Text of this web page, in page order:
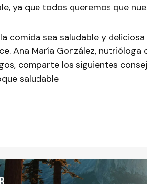
ya que todos queremos que
comida sea saludable y
Ana María González,
comparte los siguientes
saludable